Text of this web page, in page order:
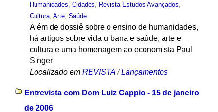
Humanidades, Cidades, Revista Estudos Avançados,
Cultura, Arte, Saúde
Além de dossiê sobre o ensino de humanidades,
há artigos sobre vida urbana e saúde, arte e
cultura e uma homenagem ao economista Paul
Singer
Localizado em REVISTA /Lançamentos
Entrevista com Dom Luiz Cappio - 15 de janeiro
de 2006